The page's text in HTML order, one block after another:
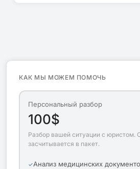
КАК МЫ МОЖЕМ ПОМОЧЬ
Персональный разбор
100$
Разбор вашей ситуации с юристом.
засчитывается в пакет.
Анализ медицинских